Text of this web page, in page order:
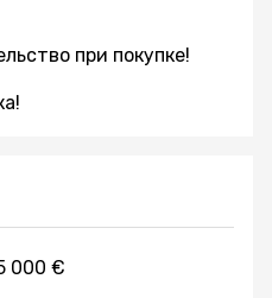
при покупке!
000 €